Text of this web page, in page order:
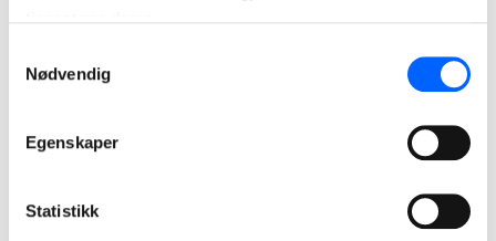
Nødvendig
Egenskaper
Statistikk
prosjektleder Hans Kevin i NCC.